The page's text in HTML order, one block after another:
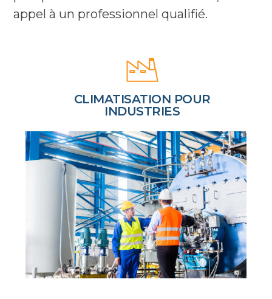
appel à un professionnel qualifié.
CLIMATISATION POUR
INDUSTRIES